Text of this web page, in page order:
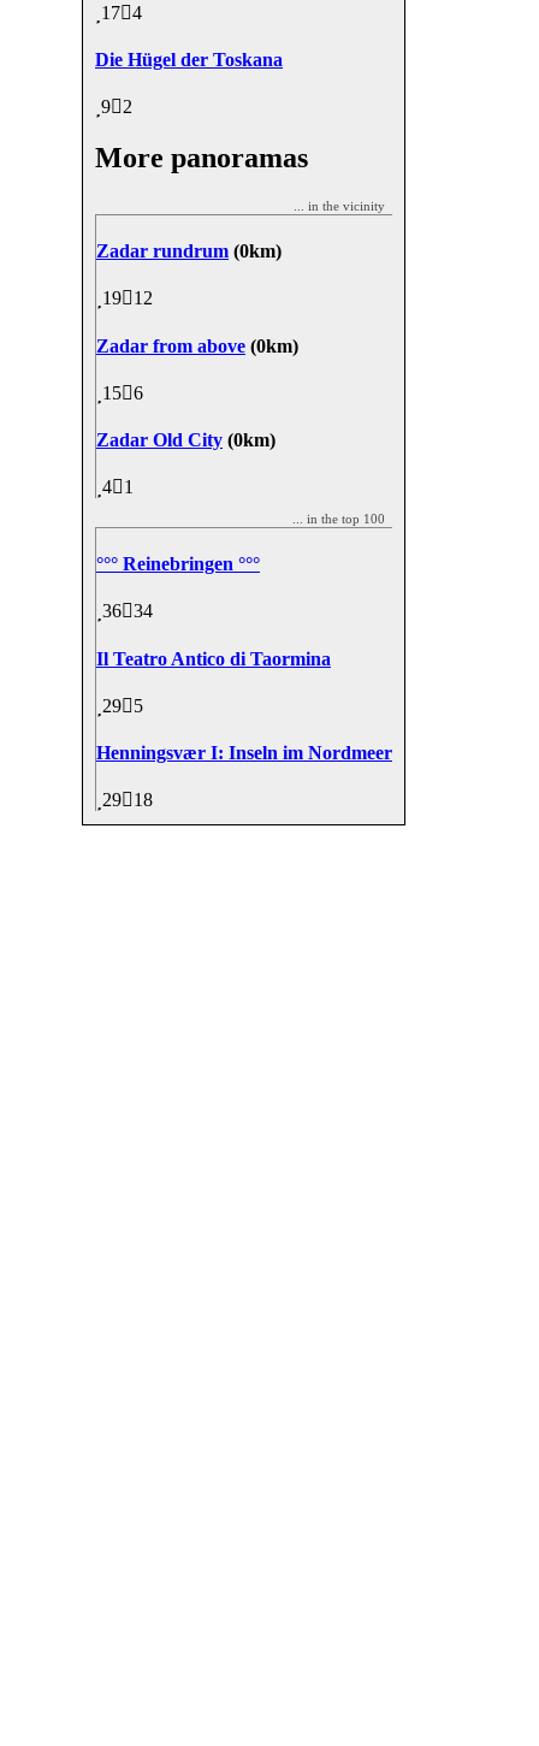
17 4
Die Hügel der Toskana
9 2
More panoramas
... in the vicinity
Zadar rundrum (0km)
19 12
Zadar from above (0km)
15 6
Zadar Old City (0km)
4 1
... in the top 100
°°° Reinebringen °°°
36 34
Il Teatro Antico di Taormina
29 5
Henningsvær I: Inseln im Nordmeer
29 18